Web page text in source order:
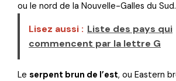
ou le nord de la Nouvelle-Galles du Sud.
Lisez aussi : Liste des pays qui
commencent par la lettre G
Leserpent brun de l’est, ou Eastern